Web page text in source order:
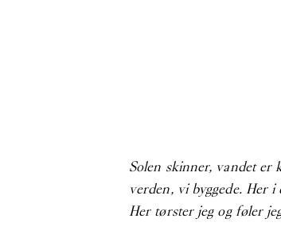
Solen skinner, vandet er
verden, vi byggede. Her
Her tørster jeg og føler